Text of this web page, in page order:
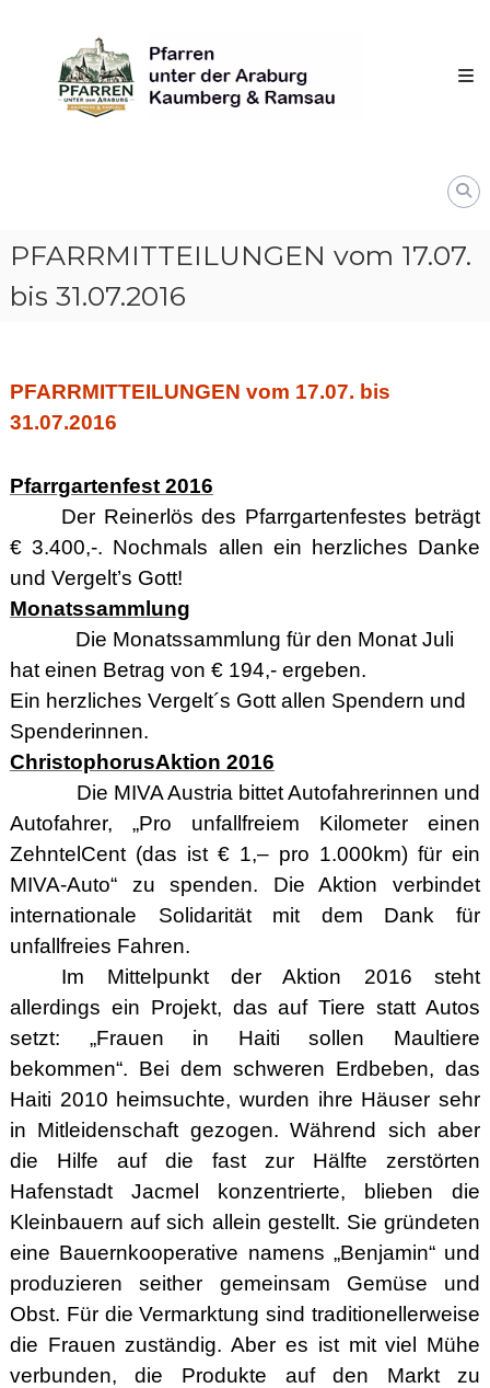
content
unter
derAraburg
Kaumberg
PFARRMITTEILUNGEN vom 17.07.
bis 31.07.2016
PFARRMITTEILUNGEN vom 17.07. bis
31.07.2016
Pfarrgartenfest 2016
Der Reinerlös des Pfarrgartenfestes beträgt
€ 3.400,-. Nochmals allen ein herzliches Danke
und Vergelt’s Gott!
Monatssammlung
Die Monatssammlung für den Monat Juli
hat einen Betrag von € 194,- ergeben.
Ein herzliches Vergelt´s Gott allen Spendern und
Spenderinnen.
ChristophorusAktion 2016
Die MIVA Austria bittet Autofahrerinnen und
Autofahrer, „Pro unfallfreiem Kilometer einen
ZehntelCent (das ist € 1,– pro 1.000km) für ein
MIVA-Auto“ zu spenden. Die Aktion verbindet
internationale Solidarität mit dem Dank für
unfallfreies Fahren.
Im Mittelpunkt der Aktion 2016 steht
allerdings ein Projekt, das auf Tiere statt Autos
setzt: „Frauen in Haiti sollen Maultiere
bekommen“. Bei dem schweren Erdbeben, das
Haiti 2010 heimsuchte, wurden ihre Häuser sehr
in Mitleidenschaft gezogen. Während sich aber
die Hilfe auf die fast zur Hälfte zerstörten
Hafenstadt Jacmel konzentrierte, blieben die
Kleinbauern auf sich allein gestellt. Sie gründeten
eine Bauernkooperative namens „Benjamin“ und
produzieren seither gemeinsam Gemüse und
Obst. Für die Vermarktung sind traditionellerweise
die Frauen zuständig. Aber es ist mit viel Mühe
verbunden, die Produkte auf den Markt zu